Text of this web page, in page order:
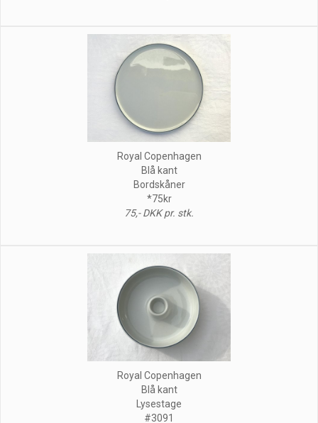
Royal Copenhagen
Blå kant
Bordskåner
*75kr
75,- DKK pr. stk.
Royal Copenhagen
Blå kant
Lysestage
#3091